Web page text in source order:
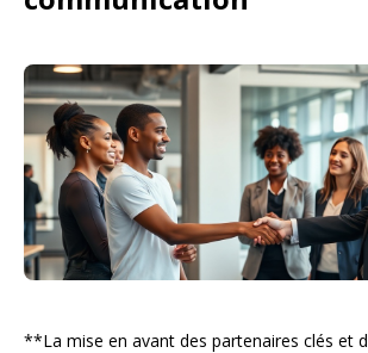
**La mise en avant des partenaires clés et